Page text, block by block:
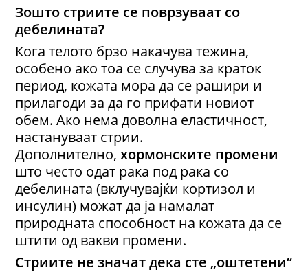
Зошто стриите се поврзуваат со
дебелината?
Кога телото брзо накачува тежина,
особено ако тоа се случува за краток
период, кожата мора да се рашири и
прилагоди за да го прифати новиот
обем. Ако нема доволна еластичност,
настануваат стрии.
Дополнително,хормонските промени
што често одат рака под рака со
дебелината (вклучувајќи кортизол и
инсулин) можат да ја намалат
природната способност на кожата да се
штити од вакви промени.
Стриите не значат дека сте „оштетени“